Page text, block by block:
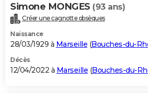
Simone MONGES (93 ans)
Créer une cagnotte obsèques
Naissance
28/03/1929 à Marseille (Bouches-du-
Décès
12/04/2022 à Marseille (Bouches-du-